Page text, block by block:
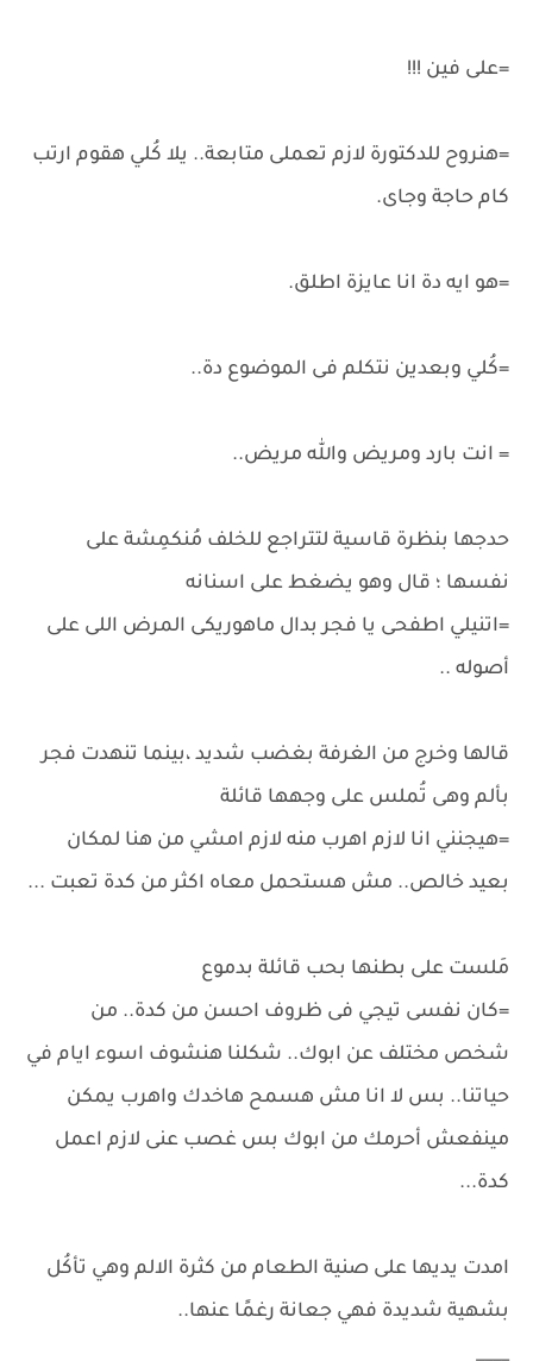
=على فين !!!
=هنروح للدكتورة لازم تعملى متابعة.. يلا كُلي هقوم ارتب
كام حاجة وجاى.
=هو ايه دة انا عايزة اطلق.
=كُلي وبعدين نتكلم فى الموضوع دة..
= انت بارد ومريض والله مريض..
حدجها بنظرة قاسية لتتراجع للخلف مُنكمِشة على
نفسها ؛ قال وهو يضغط على اسنانه
=اتنيلي اطفحى يا فجر بدال ماهوريكى المرض اللى على
أصوله ..
قالها وخرج من الغرفة بغضب شديد ،بينما تنهدت فجر
بألم وهى تُملس على وجهها قائلة
=هيجنني انا لازم اهرب منه لازم امشي من هنا لمكان
بعيد خالص.. مش هستحمل معاه اكثر من كدة تعبت ...
مَلست على بطنها بحب قائلة بدموع
=كان نفسى تيجي فى ظروف احسن من كدة.. من
شخص مختلف عن ابوك.. شكلنا هنشوف اسوء ايام في
حياتنا.. بس لا انا مش هسمح هاخدك واهرب يمكن
مينفعش أحرمك من ابوك بس غصب عنى لازم اعمل
كدة...
امدت يديها على صنية الطعام من كثرة الالم وهي تأكُل
بشهية شديدة فهي جعانة رغمًا عنها..
____